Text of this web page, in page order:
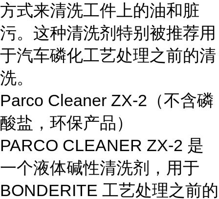
方式来清洗工件上的油和脏
污。这种清洗剂特别被推荐用
于汽车磷化工艺处理之前的清
洗。
Parco Cleaner ZX-2 （不含磷
酸盐，环保产品）
PARCO CLEANER ZX-2 是
一个液体碱性清洗剂，用于
BONDERITE 工艺处理之前的